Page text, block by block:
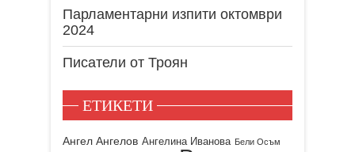
Парламентарни изпити октомври
2024
Писатели от Троян
ЕТИКЕТИ
Ангел Ангелов Ангелина Иванова Бели Осъм